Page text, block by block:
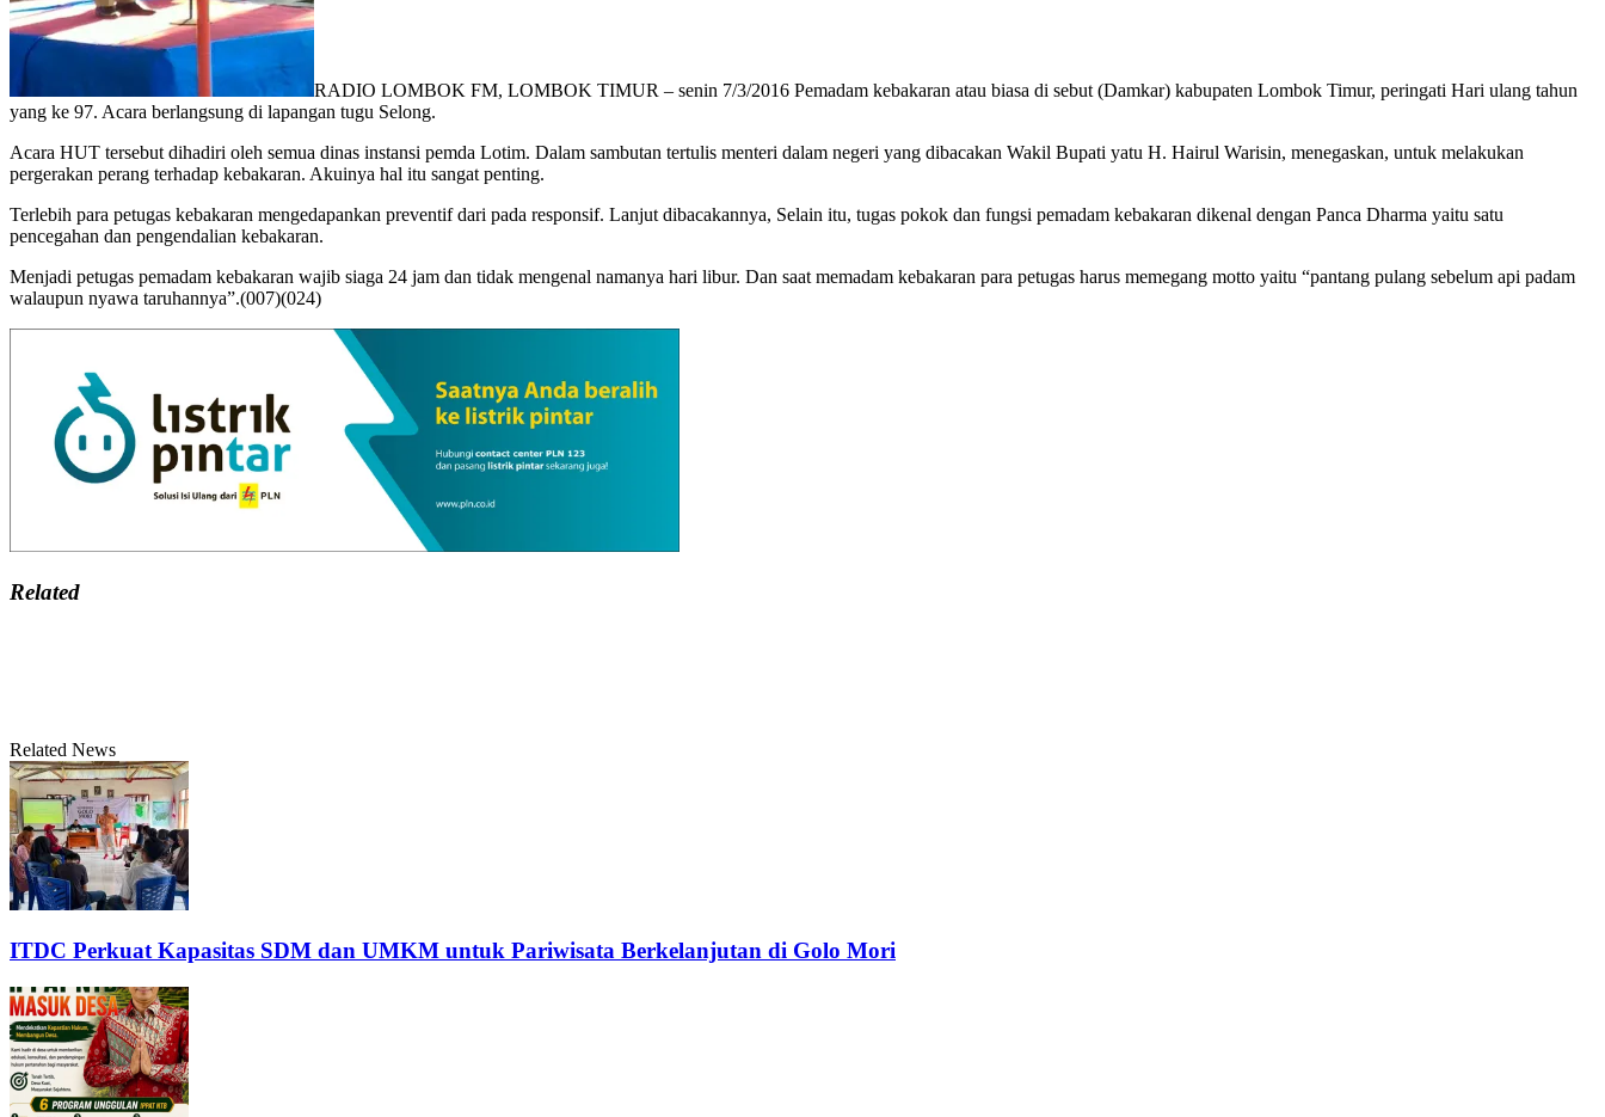
RADIO LOMBOK FM, LOMBOK TIMUR – senin 7/3/2016 Pemadam kebakaran atau biasa di sebut (Damkar) kabupaten Lombok Timur, peringati Hari ulang tahun
yang ke 97. Acara berlangsung di lapangan tugu Selong.
Acara HUT tersebut dihadiri oleh semua dinas instansi pemda Lotim. Dalam sambutan tertulis menteri dalam negeri yang dibacakan Wakil Bupati yatu H. Hairul Warisin, menegaskan, untuk melakukan
pergerakan perang terhadap kebakaran. Akuinya hal itu sangat penting.
Terlebih para petugas kebakaran mengedapankan preventif dari pada responsif. Lanjut dibacakannya, Selain itu, tugas pokok dan fungsi pemadam kebakaran dikenal dengan Panca Dharma yaitu satu
pencegahan dan pengendalian kebakaran.
Menjadi petugas pemadam kebakaran wajib siaga 24 jam dan tidak mengenal namanya hari libur. Dan saat memadam kebakaran para petugas harus memegang motto yaitu “pantang pulang sebelum api padam
walaupun nyawa taruhannya”.(007)(024)
Related
Related News
ITDC Perkuat Kapasitas SDM dan UMKM untuk Pariwisata Berkelanjutan di Golo Mori